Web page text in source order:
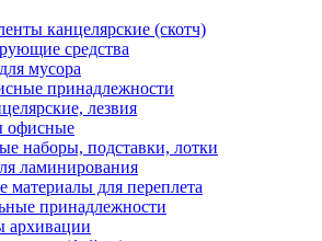
канцелярские (скотч)
средства
мусора
принадлежности
лезвия
наборы, подставки, лотки
ламинирования
материалы для переплета
принадлежности
архивации